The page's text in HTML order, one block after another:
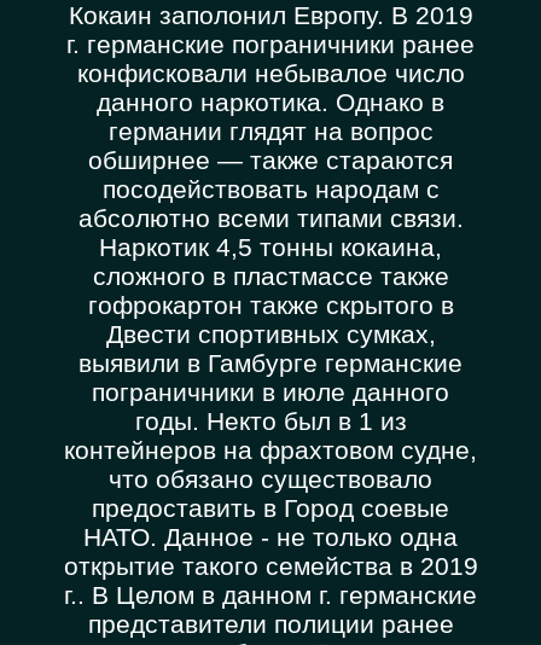
Кокаин заполонил Европу. В 2019
г. германские пограничники ранее
конфисковали небывалое число
данного наркотика. Однако в
германии глядят на вопрос
обширнее — также стараются
посодействовать народам с
абсолютно всеми типами связи.
Наркотик 4,5 тонны кокаина,
сложного в пластмассе также
гофрокартон также скрытого в
Двести спортивных сумках,
выявили в Гамбурге германские
пограничники в июле данного
годы. Некто был в 1 из
контейнеров на фрахтовом судне,
что обязано существовало
предоставить в Город соевые
НАТО. Данное - не только одна
открытие такого семейства в 2019
г.. В Целом в данном г. германские
представители полиции ранее